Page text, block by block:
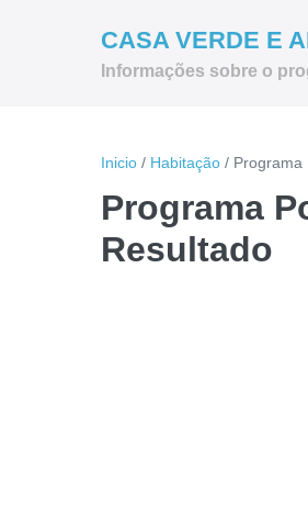
CASA VERDE E
Informações sobre o
Inicio / Habitação / Programa
Programa
Resultado